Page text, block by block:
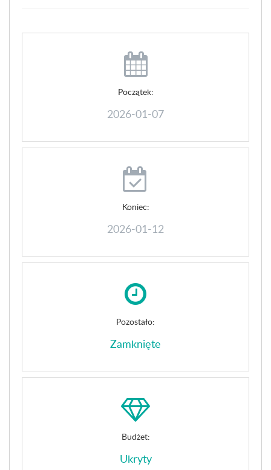
Początek:
2026-01-07
Koniec:
2026-01-12
Pozostało:
Zamknięte
Budżet:
Ukryty